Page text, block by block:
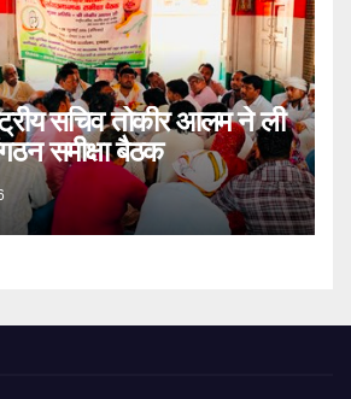
सचिव तोकीर आलम ने ली
समीक्षा बैठक